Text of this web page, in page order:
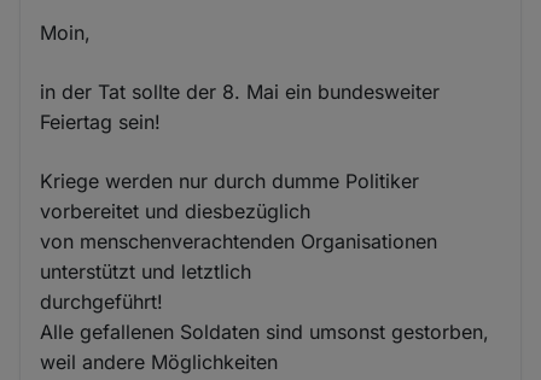
Moin,
in der Tat sollte der 8. Mai ein bundesweiter
Feiertag sein!
Kriege werden nur durch dumme Politiker
vorbereitet und diesbezüglich
von menschenverachtenden Organisationen
unterstützt und letztlich
durchgeführt!
Alle gefallenen Soldaten sind umsonst gestorben,
weil andere Möglichkeiten